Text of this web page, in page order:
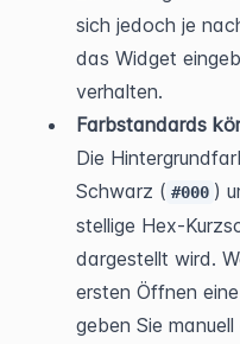
sich jedoch je
das Widget
verhalten.
Farbstandards
Die
Schwarz ( #000 )
stellige Hex-
dargestellt wird.
ersten Öffnen
geben Sie